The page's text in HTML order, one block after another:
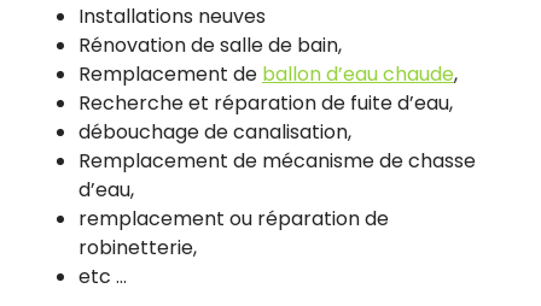
Installations neuves
Rénovation de salle de bain,
Remplacement de ballon d’eau chaude,
Recherche et réparation de fuite d’eau,
débouchage de canalisation,
Remplacement de mécanisme de chasse
d’eau,
remplacement ou réparation de
robinetterie,
etc …